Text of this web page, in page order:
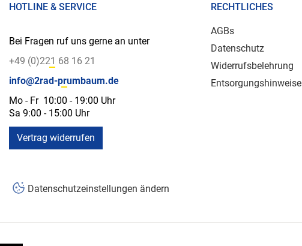
HOTLINE & SERVICE
Bei Fragen ruf uns gerne an unter
+49 (0)221 68 16 21
info@2rad-prumbaum.de
Mo - Fr 10:00 - 19:00 Uhr
Sa 9:00 - 15:00 Uhr
Vertrag widerrufen
Datenschutzeinstellungen ändern
RECHTLICHES
AGBs
Datenschutz
Widerrufsbelehrung
Entsorgungshinweise